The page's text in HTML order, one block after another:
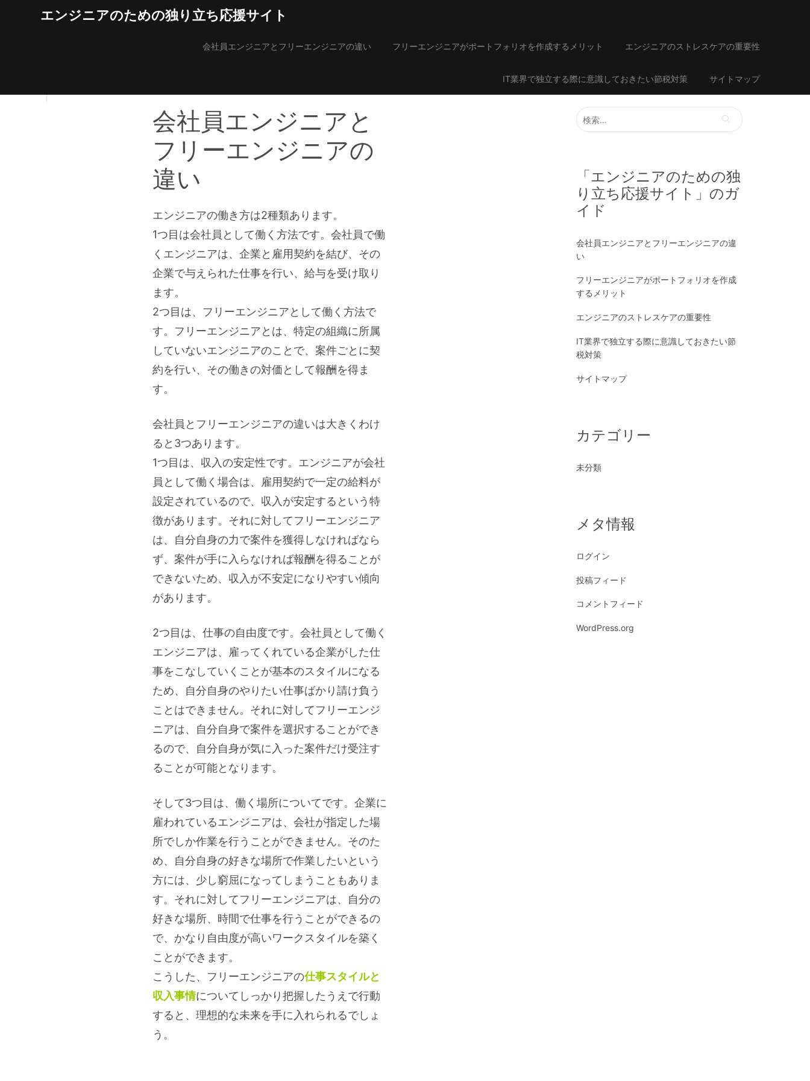
エンジニアのための独り立ち応援サイト
会社員エンジニアとフリーエンジニアの違い フリーエンジニアがポートフォリオを作成するメリット エンジニアのストレスケアの重要性
IT業界で独立する際に意識しておきたい節税対策 サイトマップ
会社員エンジニアと
フリーエンジニアの
違い
エンジニアの働き方は2種類あります。
1つ目は会社員として働く方法です。会社員で働
くエンジニアは、企業と雇用契約を結び、その
企業で与えられた仕事を行い、給与を受け取り
ます。
2つ目は、フリーエンジニアとして働く方法で
す。フリーエンジニアとは、特定の組織に所属
していないエンジニアのことで、案件ごとに契
約を行い、その働きの対価として報酬を得ま
す。
会社員とフリーエンジニアの違いは大きくわけ
ると3つあります。
1つ目は、収入の安定性です。エンジニアが会社
員として働く場合は、雇用契約で一定の給料が
設定されているので、収入が安定するという特
徴があります。それに対してフリーエンジニア
は、自分自身の力で案件を獲得しなければなら
ず、案件が手に入らなければ報酬を得ることが
できないため、収入が不安定になりやすい傾向
があります。
2つ目は、仕事の自由度です。会社員として働く
エンジニアは、雇ってくれている企業がした仕
事をこなしていくことが基本のスタイルになる
ため、自分自身のやりたい仕事ばかり請け負う
ことはできません。それに対してフリーエンジ
ニアは、自分自身で案件を選択することができ
るので、自分自身が気に入った案件だけ受注す
ることが可能となります。
そして3つ目は、働く場所についてです。企業に
雇われているエンジニアは、会社が指定した場
所でしか作業を行うことができません。そのた
め、自分自身の好きな場所で作業したいという
方には、少し窮屈になってしまうこともありま
す。それに対してフリーエンジニアは、自分の
好きな場所、時間で仕事を行うことができるの
で、かなり自由度が高いワークスタイルを築く
ことができます。
こうした、フリーエンジニアの仕事スタイルと
収入事情についてしっかり把握したうえで行動
すると、理想的な未来を手に入れられるでしょ
う。
検
索:
「エンジニアのための独
り立ち応援サイト」のガ
イド
会社員エンジニアとフリーエンジニアの違
い
フリーエンジニアがポートフォリオを作成
するメリット
エンジニアのストレスケアの重要性
IT業界で独立する際に意識しておきたい節
税対策
サイトマップ
カテゴリー
未分類
メタ情報
ログイン
投稿フィード
コメントフィード
WordPress.org